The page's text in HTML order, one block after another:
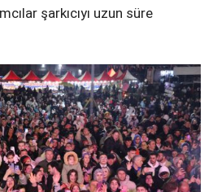
şarkıcıyı uzun süre